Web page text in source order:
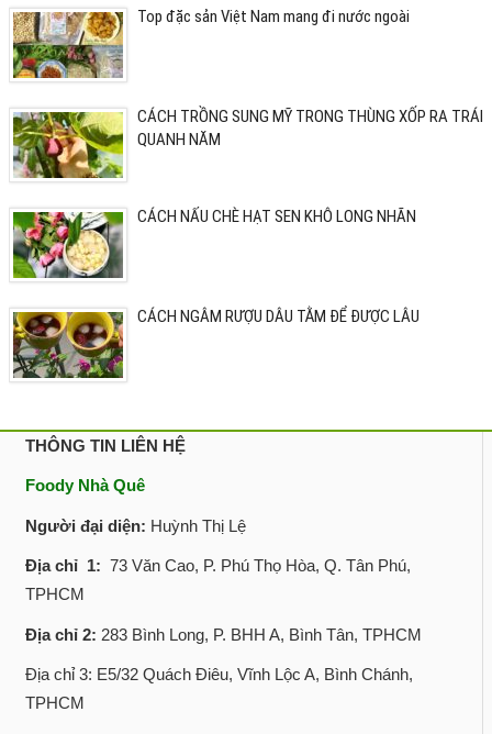
Top đặc sản Việt Nam mang đi nước ngoài
CÁCH TRỒNG SUNG MỸ TRONG THÙNG XỐP RA TRÁI
QUANH NĂM
CÁCH NẤU CHÈ HẠT SEN KHÔ LONG NHÃN
CÁCH NGÂM RƯỢU DÂU TẰM ĐỂ ĐƯỢC LÂU
THÔNG TIN LIÊN HỆ
Foody Nhà Quê
Người đại diện: Huỳnh Thị Lệ
Địa chỉ 1: 73 Văn Cao, P. Phú Thọ Hòa, Q. Tân Phú,
TPHCM
Địa chỉ 2: 283 Bình Long, P. BHH A, Bình Tân, TPHCM
Địa chỉ 3: E5/32 Quách Điêu, Vĩnh Lộc A, Bình Chánh,
TPHCM